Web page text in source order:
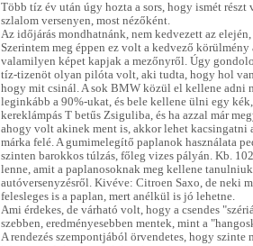
Több tíz év után úgy hozta a sors, hogy ismét részt
szlalom versenyen, most nézőként.
Az időjárás mondhatnánk, nem kedvezett az elején,
Szerintem meg éppen ez volt a kedvező körülmény
valamilyen képet kapjak a mezőnyről. Úgy
tíz-tizenöt olyan pilóta volt, aki tudta, hogy hol
hogy mit csinál. A sok BMW közül el kellene adni
leginkább a 90%-ukat, és bele kellene ülni egy kék,
kereklámpás T betűs Zsiguliba, és ha azzal már
ahogy volt akinek ment is, akkor lehet kacsingatni
márka felé. A gumimelegítő paplanok használata
szinten barokkos túlzás, főleg vizes pályán. Kb.
lenne, amit a paplanosoknak meg kellene
autóversenyzésről. Kivéve: Citroen Saxo, de neki
felesleges is a paplan, mert anélkül is jó lehetne.
Ami érdekes, de várható volt, hogy a csendes
szebben, eredményesebben mentek, mint a
A rendezés szempontjából örvendetes, hogy szinte